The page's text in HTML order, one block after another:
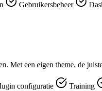
Gebruikersbeheer
Met een eigen theme, de
configuratie Training